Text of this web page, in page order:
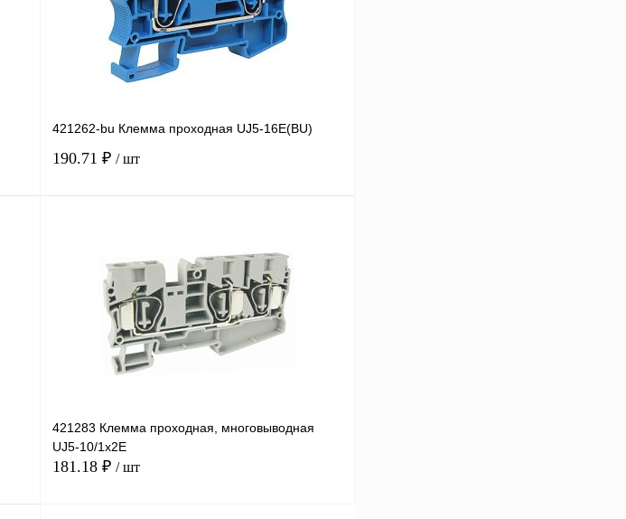
421262-bu Клемма проходная UJ5-16E(BU)
190.71 ₽ / шт
Купить в 1 клик Сравнение
В избранное Под заказ
421283 Клемма проходная, многовыводная
UJ5-10/1x2E
181.18 ₽ / шт